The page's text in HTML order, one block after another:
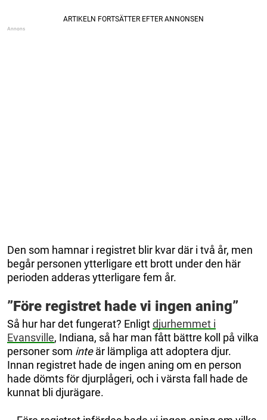
Den som hamnar i registret blir kvar där i två år, men
begår personen ytterligare ett brott under den här
perioden adderas ytterligare fem år.
”Före registret hade vi ingen aning”
Så hur har det fungerat? Enligtdjurhemmet i
Evansville, Indiana, så har man fått bättre koll på vilka
personer som inteär lämpliga att adoptera djur.
Innan registret hade de ingen aning om en person
hade dömts för djurplågeri, och i värsta fall hade de
kunnat bli djurägare.